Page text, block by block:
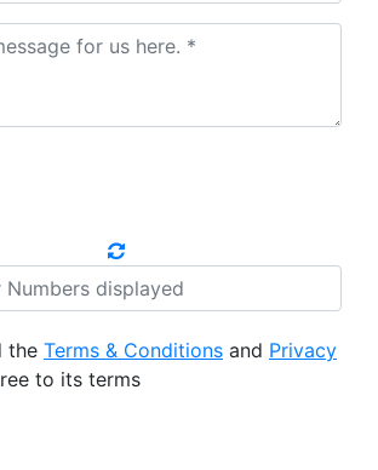
the Terms & Conditions and Privacy
to its terms